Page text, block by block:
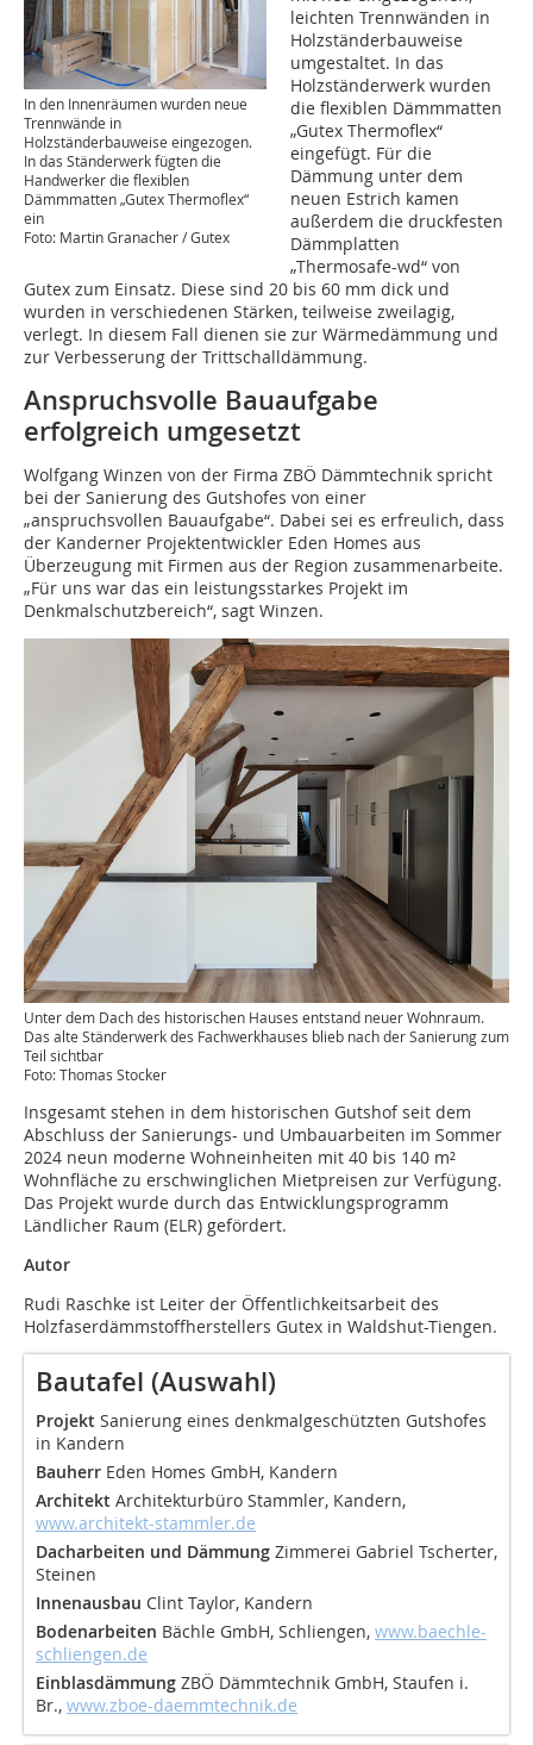
In den Innenräumen wurden neue
Trennwände in
Holzständerbauweise eingezogen.
In das Ständerwerk fügten die
Handwerker die flexiblen
Dämmmatten „Gutex Thermoflex“
ein
Foto: Martin Granacher / Gutex
leichten Trennwänden in
Holzständerbauweise
umgestaltet. In das
Holzständerwerk wurden
die flexiblen Dämmmatten
„Gutex Thermoflex“
eingefügt. Für die
Dämmung unter dem
neuen Estrich kamen
außerdem die druckfesten
Dämmplatten
„Thermosafe-wd“ von
Gutex zum Einsatz. Diese sind 20 bis 60 mm dick und
wurden in verschiedenen Stärken, teilweise zweilagig,
verlegt. In diesem Fall dienen sie zur Wärmedämmung und
zur Verbesserung der Trittschalldämmung.
Anspruchsvolle Bauaufgabe
erfolgreich umgesetzt
Wolfgang Winzen von der Firma ZBÖ Dämmtechnik spricht
bei der Sanierung des Gutshofes von einer
„anspruchsvollen Bauaufgabe“. Dabei sei es erfreulich, dass
der Kanderner Projektentwickler Eden Homes aus
Überzeugung mit Firmen aus der Region zusammenarbeite.
„Für uns war das ein leistungsstarkes Projekt im
Denkmalschutzbereich“, sagt Winzen.
Unter dem Dach des historischen Hauses entstand neuer Wohnraum.
Das alte Ständerwerk des Fachwerkhauses blieb nach der Sanierung zum
Teil sichtbar
Foto: Thomas Stocker
Insgesamt stehen in dem historischen Gutshof seit dem
Abschluss der Sanierungs- und Umbauarbeiten im Sommer
2024 neun moderne Wohneinheiten mit 40 bis 140 m²
Wohnfläche zu erschwinglichen Mietpreisen zur Verfügung.
Das Projekt wurde durch das Entwicklungsprogramm
Ländlicher Raum (ELR) gefördert.
Autor
Rudi Raschke ist Leiter der Öffentlichkeitsarbeit des
Holzfaserdämmstoffherstellers Gutex in Waldshut-Tiengen.
Bautafel (Auswahl)
Projekt Sanierung eines denkmalgeschützten Gutshofes
in Kandern
Bauherr Eden Homes GmbH, Kandern
Architekt Architekturbüro Stammler, Kandern,
www.architekt-stammler.de
Dacharbeiten und Dämmung Zimmerei Gabriel Tscherter,
Steinen
Innenausbau Clint Taylor, Kandern
Bodenarbeiten Bächle GmbH, Schliengen, www.baechle-
schliengen.de
Einblasdämmung ZBÖ Dämmtechnik GmbH, Staufen i.
Br., www.zboe-­daemmtechnik.de